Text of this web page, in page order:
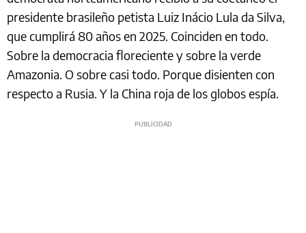
presidente brasileño petista Luiz Inácio Lula da Silva,
que cumplirá 80 años en 2025. Coinciden en todo.
Sobre la democracia floreciente y sobre la verde
Amazonia. O sobre casi todo. Porque disienten con
respecto a Rusia. Y la China roja de los globos espía.